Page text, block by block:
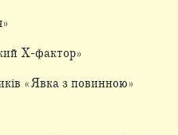
Х-фактор»
«Явка з повинною»